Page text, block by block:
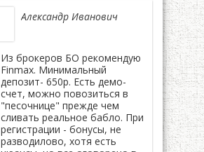
Александр Иванович
Из брокеров БО рекомендую
Finmax. Минимальный
депозит- 650р. Есть демо-
счет, можно повозиться в
"песочнице" прежде чем
сливать реальное бабло. При
регистрации - бонусы, не
разводилово, хотя есть